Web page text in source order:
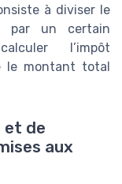
à diviser le
par un certain
l’impôt
le montant total
et de
aux